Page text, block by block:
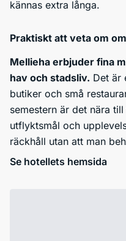
kännas extra långa.
Praktiskt att veta om
Mellieha erbjuder fina
hav och stadsliv. Det är
butiker och små
semestern är det nära
utflyktsmål och
räckhåll utan att man
Se hotellets hemsida